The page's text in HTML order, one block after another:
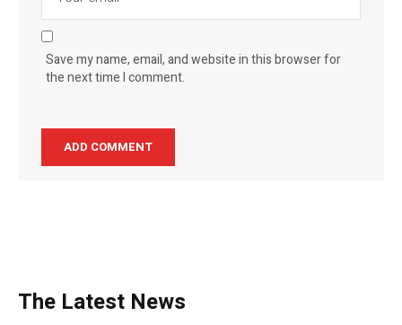
Save my name, email, and website in this browser for
the next time I comment.
The Latest News